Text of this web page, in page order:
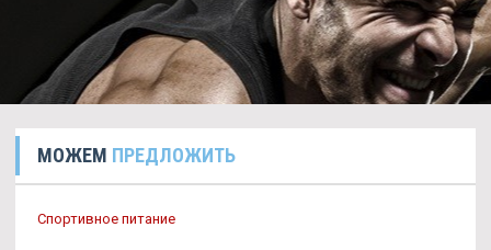
МОЖЕМ ПРЕДЛОЖИТЬ
Спортивное питание